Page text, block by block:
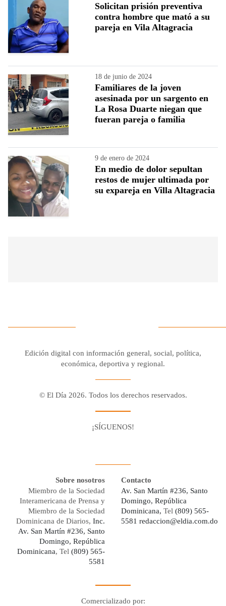
Solicitan prisión preventiva
contra hombre que mató a su
pareja en Vila Altagracia
18 de junio de 2024
Familiares de la joven
asesinada por un sargento en
La Rosa Duarte niegan que
fueran pareja o familia
9 de enero de 2024
En medio de dolor sepultan
restos de mujer ultimada por
su expareja en Villa Altagracia
Edición digital con información general, social, política,
económica, deportiva y regional.
© El Día 2026. Todos los derechos reservados.
¡SÍGUENOS!
Sobre nosotros
Miembro de la Sociedad
Interamericana de Prensa y
Miembro de la Sociedad
Dominicana de Diarios, Inc.
Av. San Martín #236, Santo
Domingo, República
Dominicana, Tel (809) 565-
5581
Contacto
Av. San Martín #236, Santo
Domingo, República
Dominicana, Tel (809) 565-
5581 redaccion@eldia.com.do
Comercializado por: